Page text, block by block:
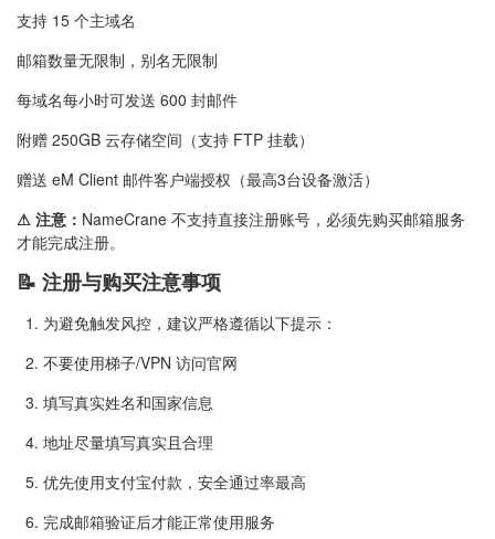
支持 15 个主域名
邮箱数量无限制，别名无限制
每域名每小时可发送 600 封邮件
附赠 250GB 云存储空间（支持 FTP 挂载）
赠送 eM Client 邮件客户端授权（最高3台设备激活）
⚠ 注意： NameCrane 不支持直接注册账号，必须先购买邮箱服务
才能完成注册。
📝 注册与购买注意事项
1. 为避免触发风控，建议严格遵循以下提示：
2. 不要使用梯子/VPN 访问官网
3. 填写真实姓名和国家信息
4. 地址尽量填写真实且合理
5. 优先使用支付宝付款，安全通过率最高
6. 完成邮箱验证后才能正常使用服务